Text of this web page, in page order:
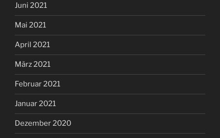
Juni 2021
Mai 2021
April 2021
März 2021
Februar 2021
Januar 2021
Dezember 2020